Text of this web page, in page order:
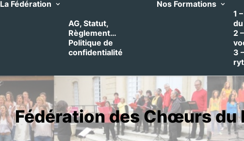
La Fédération
AG, Statut,
Règlement…
Politique de
confidentialité
Nos Formations
1
2
3
Fédération des Chœurs du